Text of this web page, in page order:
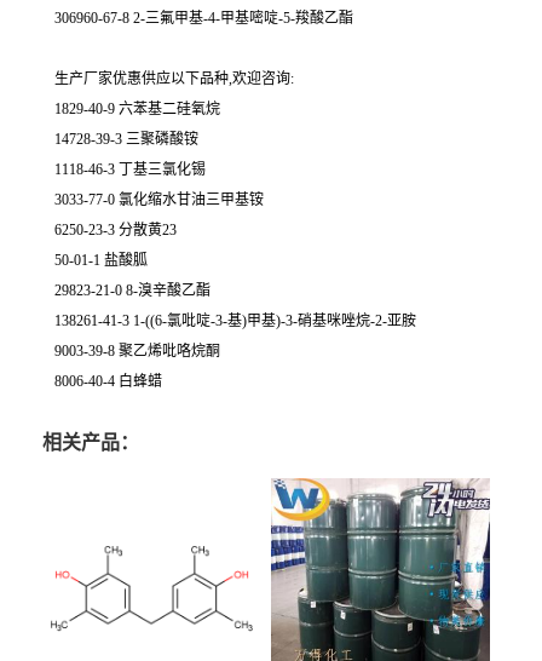
306960-67-8 2-三氟甲基-4-甲基嘧啶-5-羧酸乙酯
生产厂家优惠供应以下品种,欢迎咨询:
1829-40-9 六苯基二硅氧烷
14728-39-3 三聚磷酸铵
1118-46-3 丁基三氯化锡
3033-77-0 氯化缩水甘油三甲基铵
6250-23-3 分散黄23
50-01-1 盐酸胍
29823-21-0 8-溴辛酸乙酯
138261-41-3 1-((6-氯吡啶-3-基)甲基)-3-硝基咪唑烷-2-亚胺
9003-39-8 聚乙烯吡咯烷酮
8006-40-4 白蜂蜡
相关产品：